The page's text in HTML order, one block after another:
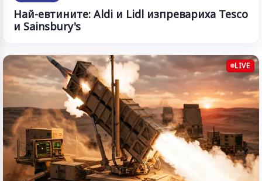
Най-евтините: Aldi и Lidl изпревариха Tesco
и Sainsbury's
LIVE